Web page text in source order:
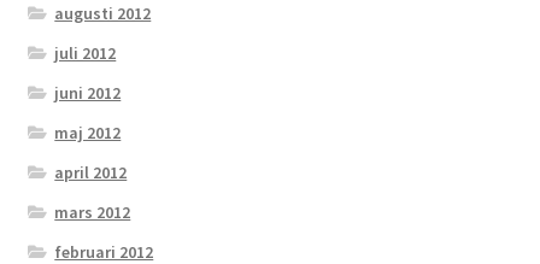
augusti 2012
juli 2012
juni 2012
maj 2012
april 2012
mars 2012
februari 2012